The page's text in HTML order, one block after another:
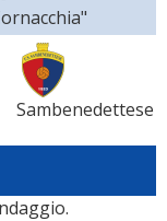
Sambenedettese